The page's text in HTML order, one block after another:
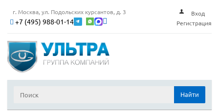
г. Москва, ул. Подольских курсантов, д. 3
+7 (495) 988-01-14
Вход
Регистрация
Найти